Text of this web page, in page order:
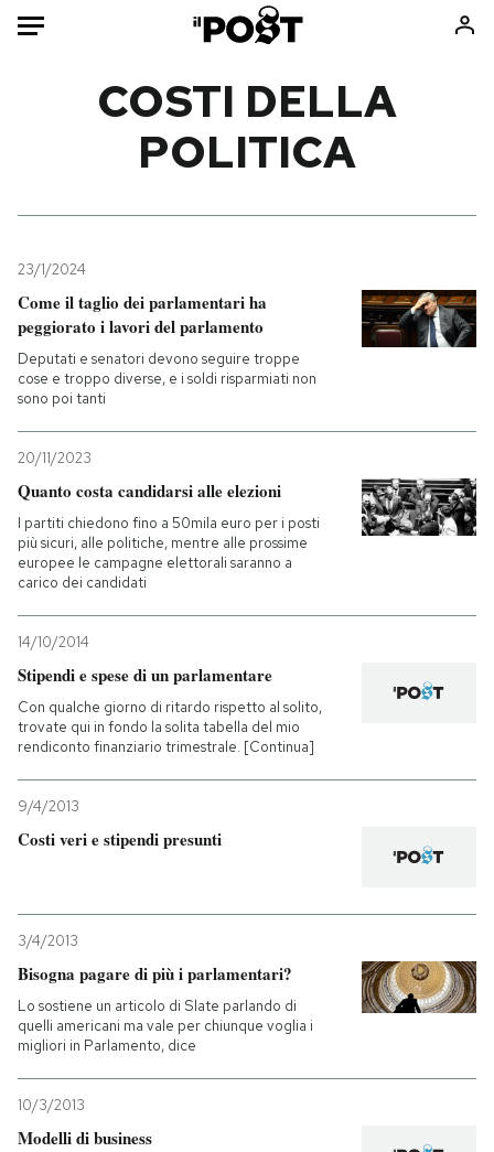
Mondo
Tecnologia
Internet
Cultura
Economia
Libri
Ok Boomer!
Europa
PODCAST
NEWSLETTER
I MIEI PREFERITI
SHOP
Entra
COSTI DELLA
POLITICA
23/1/2024
Come il taglio dei parlamentari ha
peggiorato i lavori del parlamento
Deputati e senatori devono seguire troppe
cose e troppo diverse, e i soldi risparmiati non
sono poi tanti
20/11/2023
Quanto costa candidarsi alle elezioni
I partiti chiedono fino a 50mila euro per i posti
più sicuri, alle politiche, mentre alle prossime
europee le campagne elettorali saranno a
carico dei candidati
14/10/2014
Stipendi e spese di un parlamentare
Con qualche giorno di ritardo rispetto al solito,
trovate qui in fondo la solita tabella del mio
rendiconto finanziario trimestrale. [Continua]
9/4/2013
Costi veri e stipendi presunti
3/4/2013
Bisogna pagare di più i parlamentari?
Lo sostiene un articolo di Slate parlando di
quelli americani ma vale per chiunque voglia i
migliori in Parlamento, dice
10/3/2013
Modelli di business